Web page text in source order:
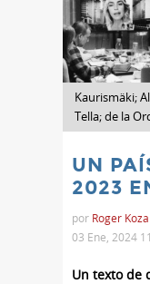
Kaurismäki;
Tella; de la
UN
2023
por Roger Koza
03 Ene, 2024
Un texto de